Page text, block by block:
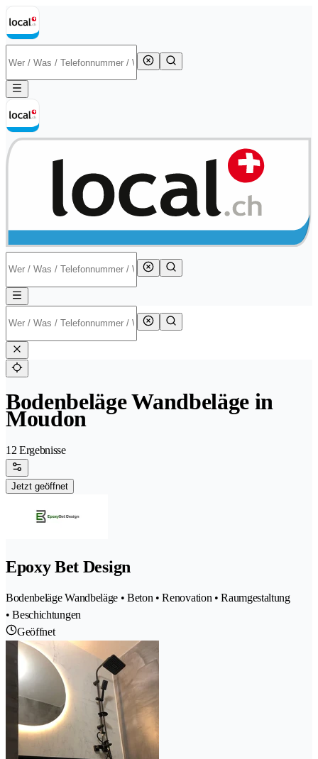
Bodenbeläge Wandbeläge in
Moudon
12 Ergebnisse
Jetzt geöffnet
Epoxy Bet Design
Bodenbeläge Wandbeläge • Beton • Renovation • Raumgestaltung
• Beschichtungen
Geöffnet